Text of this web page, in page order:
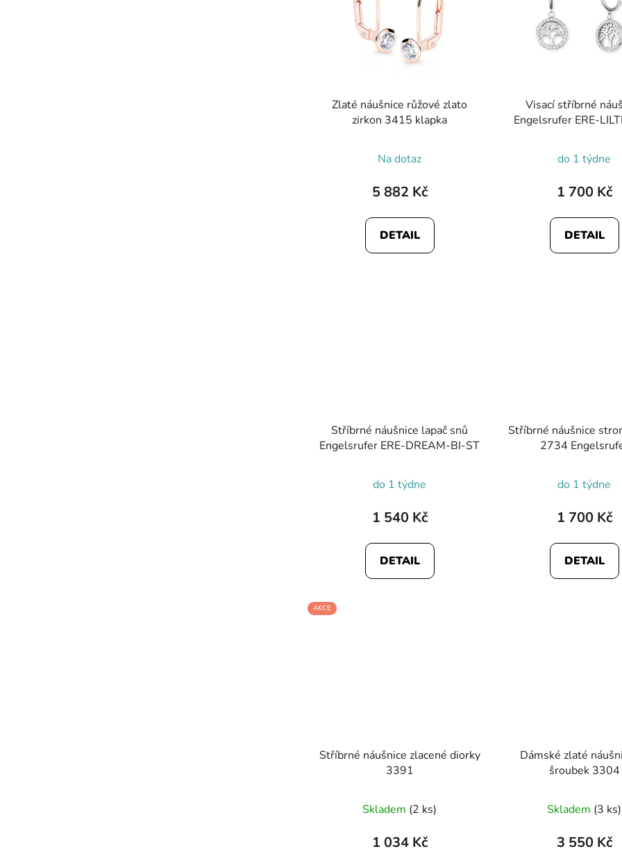
Zlaté náušnice růžové zlato
zirkon 3415 klapka
Na dotaz
5 882 Kč
DETAIL
Visací stříbrné
Engelsrufer ERE-
do 1 týdne
1 700 Kč
DETAIL
Stříbrné náušnice lapač snů
Engelsrufer ERE-DREAM-BI-ST
do 1 týdne
1 540 Kč
DETAIL
Stříbrné náušnice
2734
do 1 týdne
1 700 Kč
DETAIL
AKCE
Stříbrné náušnice zlacené diorky
3391
Skladem (2 ks)
1 034 Kč
Dámské zlaté
šroubek 3304
Skladem (3 ks)
3 550 Kč